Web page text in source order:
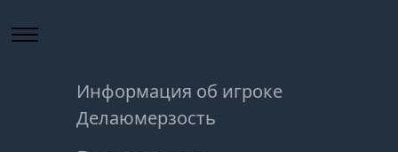
Информация об игроке
Делаюмерзость